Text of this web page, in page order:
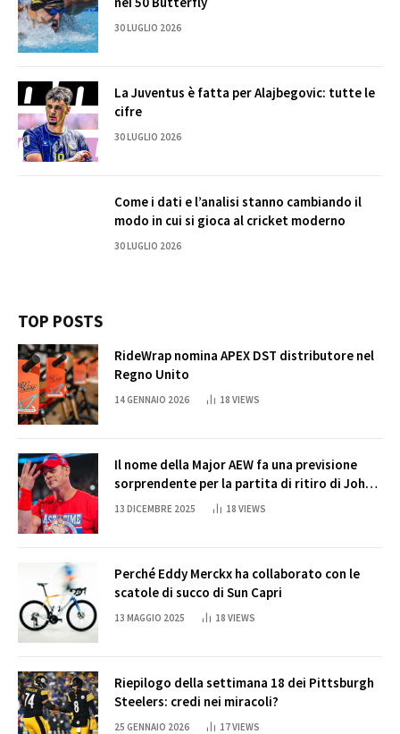
30 LUGLIO 2026
La Juventus è fatta per Alajbegovic: tutte le
cifre
30 LUGLIO 2026
Come i dati e l’analisi stanno cambiando il
modo in cui si gioca al cricket moderno
30 LUGLIO 2026
TOP POSTS
RideWrap nomina APEX DST distributore nel
Regno Unito
14 GENNAIO 2026 18 VIEWS
Il nome della Major AEW fa una previsione
sorprendente per la partita di ritiro di John
Cena
13 DICEMBRE 2025 18 VIEWS
Perché Eddy Merckx ha collaborato con le
scatole di succo di Sun Capri
13 MAGGIO 2025 18 VIEWS
Riepilogo della settimana 18 dei Pittsburgh
Steelers: credi nei miracoli?
25 GENNAIO 2026 17VIEWS